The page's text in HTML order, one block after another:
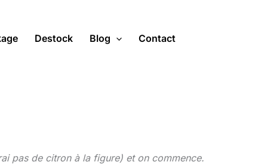
Destock Blog Contact
pas de citron à la figure) et on commence.